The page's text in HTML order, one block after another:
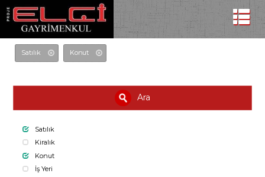
Satılık Konut
Ara
Satılık
Kiralık
Konut
İş Yeri